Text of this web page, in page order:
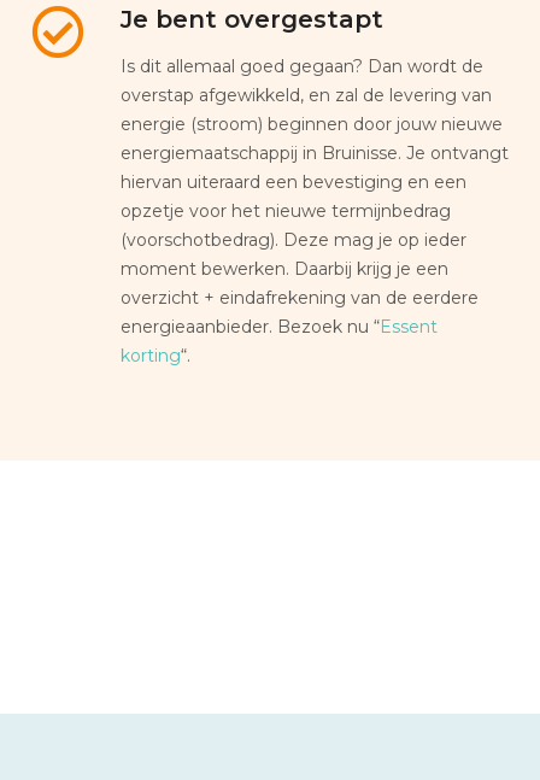
Je bent overgestapt
Is dit allemaal goed gegaan? Dan wordt de
overstap afgewikkeld, en zal de levering van
energie (stroom) beginnen door jouw nieuwe
energiemaatschappij in Bruinisse. Je ontvangt
hiervan uiteraard een bevestiging en een
opzetje voor het nieuwe termijnbedrag
(voorschotbedrag). Deze mag je op ieder
moment bewerken. Daarbij krijg je een
overzicht + eindafrekening van de eerdere
energieaanbieder. Bezoek nu “Essent
korting“.